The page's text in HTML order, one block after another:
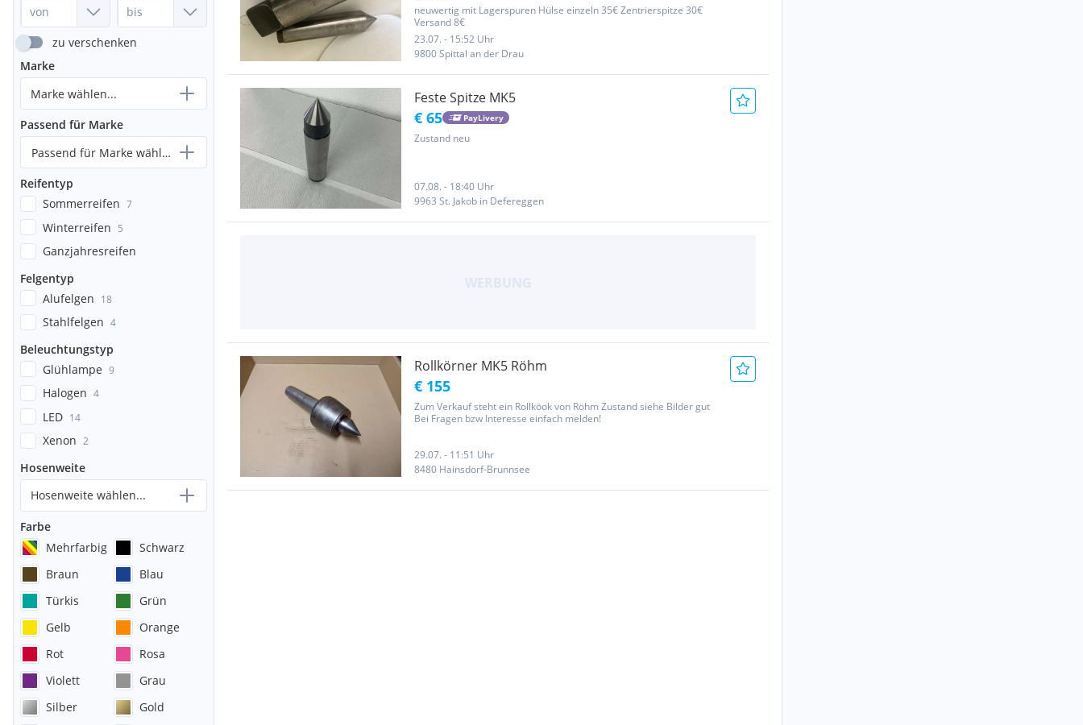
zu verschenken
Marke
Marke wählen...
Passend für Marke
Passend für Marke wählen...
Reifentyp
Sommerreifen 7
Winterreifen 5
Ganzjahresreifen
Felgentyp
Alufelgen 18
Stahlfelgen 4
Beleuchtungstyp
Glühlampe 9
Halogen 4
LED 14
Xenon 2
Hosenweite
Hosenweite wählen...
Farbe
Mehrfarbig
Schwarz
Braun
Blau
Türkis
Grün
Gelb
Orange
Rot
Rosa
Violett
Grau
Silber
Gold
neuwertig mit Lagerspuren Hülse einzeln 35€ Zentrierspitze 30€
Versand 8€
23.07. - 15:52 Uhr
9800 Spittal an der Drau
Feste Spitze MK5
€ 65 PayLivery
Zustand neu
07.08. - 18:40 Uhr
9963 St. Jakob in Defereggen
Rollkörner MK5 Röhm
€ 155
Zum Verkauf steht ein Rollköok von Röhm Zustand siehe Bilder gut
Bei Fragen bzw Interesse einfach melden!
29.07. - 11:51 Uhr
8480 Hainsdorf-Brunnsee